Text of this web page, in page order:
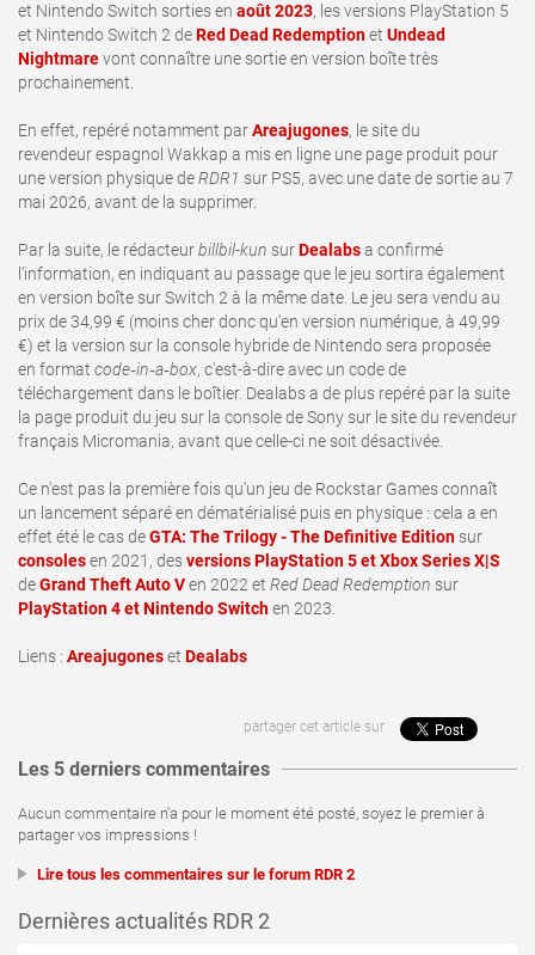
et Nintendo Switch sorties en août 2023, les versions PlayStation 5
et Nintendo Switch 2 deRed Dead Redemptionet Undead
Nightmarevont connaître une sortie en version boîte très
prochainement.
En effet, repéré notamment parAreajugones, le site du
revendeur espagnol Wakkap a mis en ligne une page produit pour
une version physique deRDR1 sur PS5, avec une date de sortie au 7
mai 2026, avant de la supprimer.
Par la suite, le rédacteurbillbil-kun surDealabsa confirmé
l'information, en indiquant au passage que le jeu sortira également
en version boîte sur Switch 2 à la même date. Le jeu sera vendu au
prix de 34,99 € (moins cher donc qu'en version numérique, à 49,99
€) et la version sur la console hybride de Nintendo sera proposée
en format code‑in‑a‑box, c'est-à-dire avec un code de
téléchargement dans le boîtier. Dealabs a de plus repéré par la suite
la page produit du jeu sur la console de Sony sur le site du revendeur
français Micromania, avant que celle-ci ne soit désactivée.
Ce n'est pas la première fois qu'un jeu de Rockstar Games connaît
un lancement séparé en dématérialisé puis en physique : cela a en
effet été le cas deGTA: The Trilogy - The Definitive Edition sur
consolesen 2021, desversions PlayStation 5 et Xbox Series X|S
deGrand Theft Auto Ven 2022 et Red Dead Redemption sur
PlayStation 4 et Nintendo Switchen 2023.
Liens : Areajugoneset Dealabs
partager cet article sur
Les 5 derniers commentaires
Aucun commentaire n'a pour le moment été posté, soyez le premier à
partager vos impressions !
Lire tous les commentaires sur le forum RDR 2
Dernières actualités RDR 2